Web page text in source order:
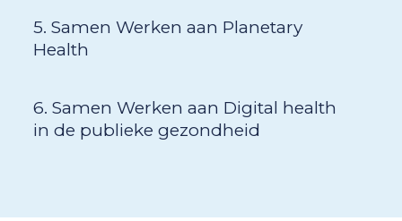
5. Samen Werken aan Planetary
Health
6. Samen Werken aan Digital health
in de publieke gezondheid